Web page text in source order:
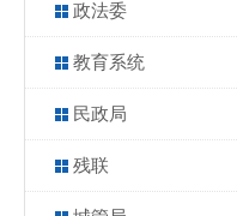
政法委
教育系统
民政局
残联